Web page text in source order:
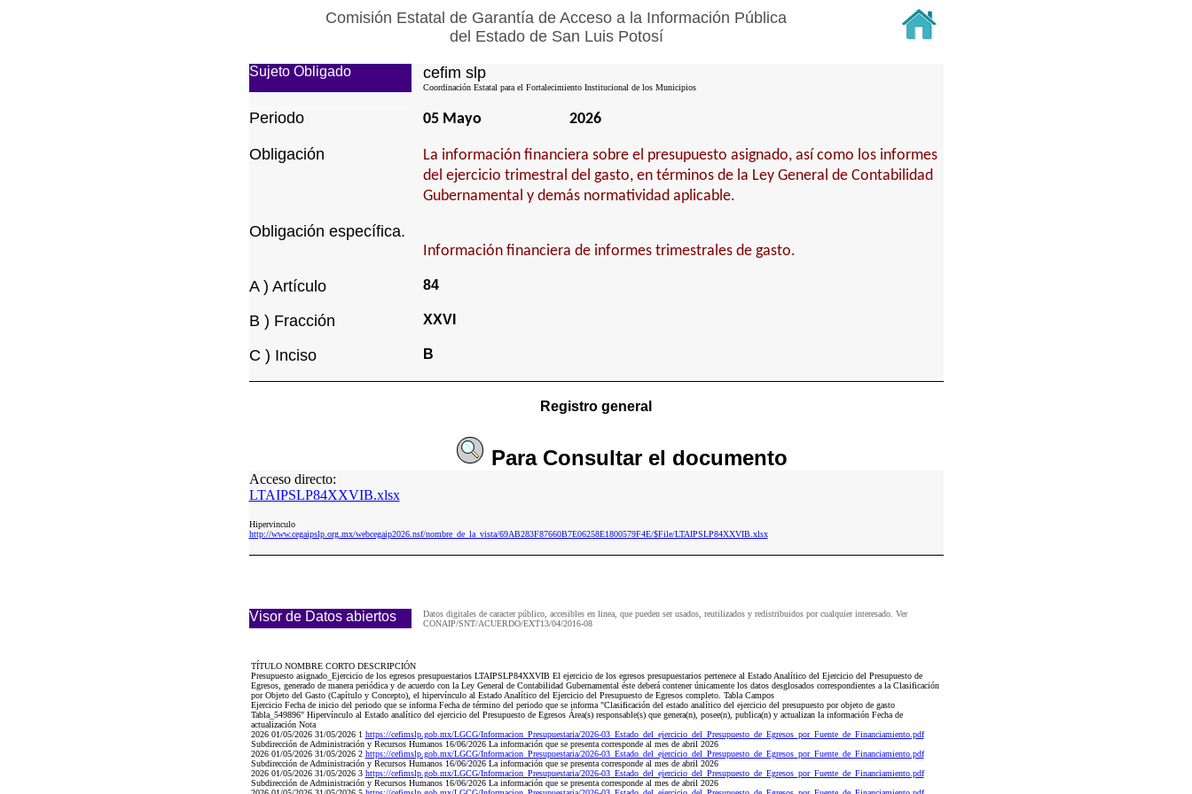
Comisión Estatal de Garantía de Acceso a la Información Pública
del Estado de San Luis Potosí
Sujeto Obligado cefim slp
Coordinación Estatal para el Fortalecimiento Institucional de los Municipios
Periodo 05 Mayo 2026
Obligación
La información financiera sobre el presupuesto asignado, así como los informes
del ejercicio trimestral del gasto, en términos de la Ley General de Contabilidad
Gubernamental y demás normatividad aplicable.
Obligación específica.
Información financiera de informes trimestrales de gasto.
A ) Artículo 84
B ) Fracción XXVI
C ) Inciso B
Registro general
Para Consultarel documento
Acceso directo:
LTAIPSLP84XXVIB.xlsx
Hipervinculo
http://www.cegaipslp.org.mx/webcegaip2026.nsf/nombre_de_la_vista/69AB283F87660B7E06258E1800579F4E/$File/LTAIPSLP84XXVIB.xlsx
Visor de Datos abiertos
Datos digitales de caracter público, accesibles en linea, que pueden ser usados, reutilizados y redistribuidos por cualquier interesado. Ver
CONAIP/SNT/ACUERDO/EXT13/04/2016-08
TÍTULO NOMBRE CORTO DESCRIPCIÓN
Presupuesto asignado_Ejercicio de los egresos presupuestarios LTAIPSLP84XXVIB El ejercicio de los egresos presupuestarios pertenece al Estado Analítico del Ejercicio del Presupuesto de
Egresos, generado de manera periódica y de acuerdo con la Ley General de Contabilidad Gubernamental éste deberá contener únicamente los datos desglosados correspondientes a la Clasificación
por Objeto del Gasto (Capítulo y Concepto), el hipervínculo al Estado Analítico del Ejercicio del Presupuesto de Egresos completo. Tabla Campos
Ejercicio Fecha de inicio del periodo que se informa Fecha de término del periodo que se informa "Clasificación del estado analítico del ejercicio del presupuesto por objeto de gasto
Tabla_549896" Hipervínculo al Estado analítico del ejercicio del Presupuesto de Egresos Área(s) responsable(s) que genera(n), posee(n), publica(n) y actualizan la información Fecha de
actualización Nota
2026 01/05/2026 31/05/2026 1 https://cefimslp.gob.mx/LGCG/Informacion_Presupuestaria/2026-03_Estado_del_ejercicio_del_Presupuesto_de_Egresos_por_Fuente_de_Financiamiento.pdf
Subdirección de Administración y Recursos Humanos 16/06/2026 La información que se presenta corresponde al mes de abril 2026
2026 01/05/2026 31/05/2026 2 https://cefimslp.gob.mx/LGCG/Informacion_Presupuestaria/2026-03_Estado_del_ejercicio_del_Presupuesto_de_Egresos_por_Fuente_de_Financiamiento.pdf
Subdirección de Administración y Recursos Humanos 16/06/2026 La información que se presenta corresponde al mes de abril 2026
2026 01/05/2026 31/05/2026 3 https://cefimslp.gob.mx/LGCG/Informacion_Presupuestaria/2026-03_Estado_del_ejercicio_del_Presupuesto_de_Egresos_por_Fuente_de_Financiamiento.pdf
Subdirección de Administración y Recursos Humanos 16/06/2026 La información que se presenta corresponde al mes de abril 2026